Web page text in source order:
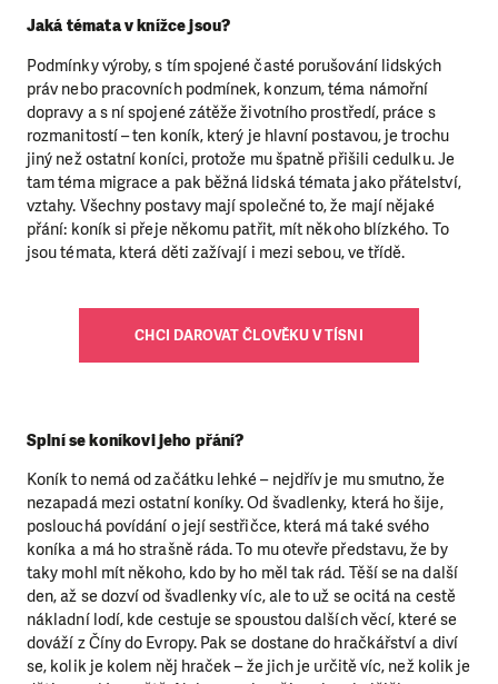
Jaká témata v knížce jsou?
Podmínky výroby, s tím spojené časté porušování lidských
práv nebo pracovních podmínek, konzum, téma námořní
dopravy a s ní spojené zátěže životního prostředí, práce s
rozmanitostí – ten koník, který je hlavní postavou, je trochu
jiný než ostatní koníci, protože mu špatně přišili cedulku. Je
tam téma migrace a pak běžná lidská témata jako přátelství,
vztahy. Všechny postavy mají společné to, že mají nějaké
přání: koník si přeje někomu patřit, mít někoho blízkého. To
jsou témata, která děti zažívají i mezi sebou, ve třídě.
CHCI DAROVAT ČLOVĚKU V TÍSNI
Splní se koníkovi jeho přání?
Koník to nemá od začátku lehké – nejdřív je mu smutno, že
nezapadá mezi ostatní koníky. Od švadlenky, která ho šije,
poslouchá povídání o její sestřičce, která má také svého
koníka a má ho strašně ráda. To mu otevře představu, že by
taky mohl mít někoho, kdo by ho měl tak rád. Těší se na další
den, až se dozví od švadlenky víc, ale to už se ocitá na cestě
nákladní lodí, kde cestuje se spoustou dalších věcí, které se
dováží z Číny do Evropy. Pak se dostane do hračkářství a diví
se, kolik je kolem něj hraček – že jich je určitě víc, než kolik je